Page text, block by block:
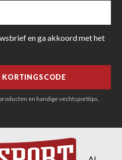
en ga akkoord met het
en handige vechtsporttips.